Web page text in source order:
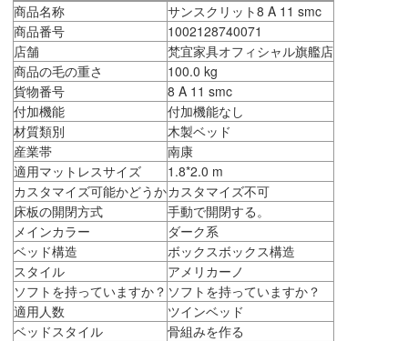
商品名称
サンスクリット8 A 11 smc
商品番号
1002128740071
店舗
梵宜家具オフィシャル旗艦店
商品の毛の重さ
100.0 kg
貨物番号
8 A 11 smc
付加機能
付加機能なし
材質類別
木製ベッド
産業帯
南康
適用マットレスサイズ
1.8*2.0 m
カスタマイズ可能かどうかカスタマイズ不可
床板の開閉方式
手動で開閉する。
メインカラー
ダーク系
ベッド構造
ボックスボックス構造
スタイル
アメリカーノ
ソフトを持っていますか？ ソフトを持っていますか？
適用人数
ツインベッド
ベッドスタイル
骨組みを作る